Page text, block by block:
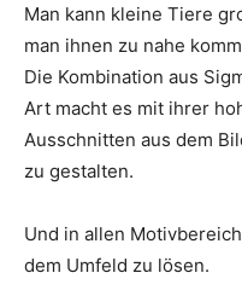
Man kann kleine Tiere
man ihnen zu nahe
Die Kombination aus
Art macht es mit ihrer
Ausschnitten aus dem
zu gestalten.
Und in allen
dem Umfeld zu lösen.